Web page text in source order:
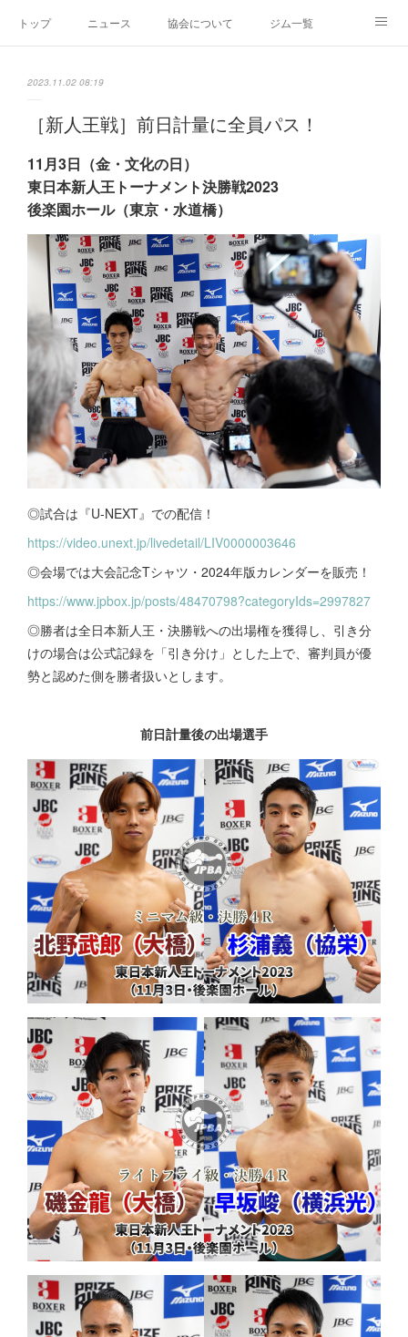
トップ ニュース 協会について ジム一覧
2023.11.02 08:19
［新人王戦］前日計量に全員パス！
11月3日（金・文化の日）
東日本新人王トーナメント決勝戦2023
後楽園ホール（東京・水道橋）
◎試合は『U-NEXT』での配信！
https://video.unext.jp/livedetail/LIV0000003646
◎会場では大会記念Tシャツ・2024年版カレンダーを販売！
https://www.jpbox.jp/posts/48470798?categoryIds=2997827
◎勝者は全日本新人王・決勝戦への出場権を獲得し、引き分
けの場合は公式記録を「引き分け」とした上で、審判員が優
勢と認めた側を勝者扱いとします。
前日計量後の出場選手